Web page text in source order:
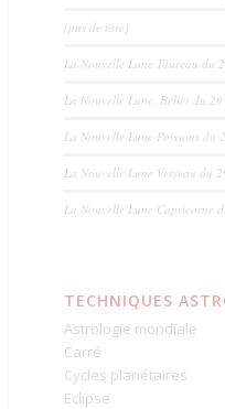
(pas de titre)
La Nouvelle Lune Taureau du
La Nouvelle Lune, Bélier du
La Nouvelle Lune Poissons du
La Nouvelle Lune Verseau du
La Nouvelle Lune Capricorne
TECHNIQUES
Astrologie mondiale
Carré
Cycles planétaires
Eclipse